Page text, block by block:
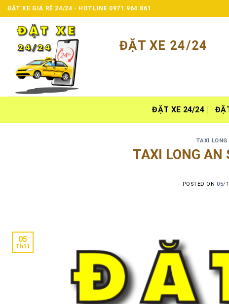
Skip
to
content
ĐẶT XE GIÁ RẼ 24/24 - HOTLINE 0971.964.861
ĐẶT XE 24/24
ĐẶT XE 24/24
TAXI LONG
TAXI LONG AN
POSTED ON 05/
05
Th11